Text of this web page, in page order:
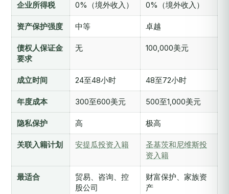
企业所得税 0%（境外收入） 0%（境外收入）
资产保护强度 中等 卓越
债权人保证金
要求
无 100,000美元
成立时间 24至48小时 48至72小时
年度成本 300至600美元 500至1,000美元
隐私保护 高 极高
关联入籍计划 安提瓜投资入籍
圣基茨和尼维斯投
资入籍
最适合
贸易、咨询、控
股公司
财富保护、家族资
产